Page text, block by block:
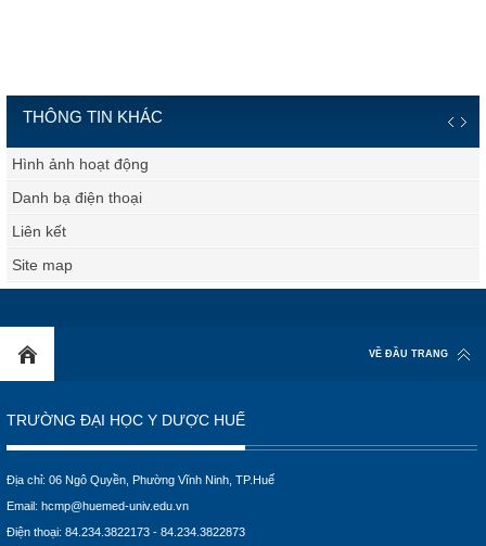
THÔNG TIN KHÁC
Hình ảnh hoạt động
Danh bạ điện thoại
Liên kết
Site map
VỀ ĐẦU TRANG
TRƯỜNG ĐẠI HỌC Y DƯỢC HUẾ
Địa chỉ: 06 Ngô Quyền, Phường Vĩnh Ninh, TP.Huế
Email: hcmp@huemed-univ.edu.vn
Điện thoại: 84.234.3822173 - 84.234.3822873